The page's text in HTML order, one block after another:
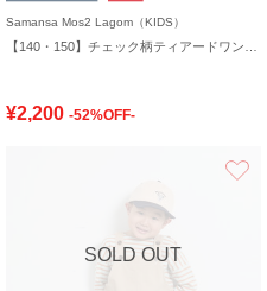
Samansa Mos2 Lagom（KIDS）
¥2,200 -52%OFF-
SOLD OUT